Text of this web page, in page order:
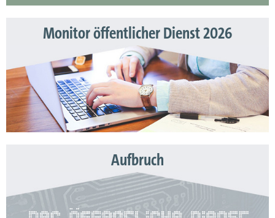
Monitor öffentlicher Dienst 2026
Aufbruch